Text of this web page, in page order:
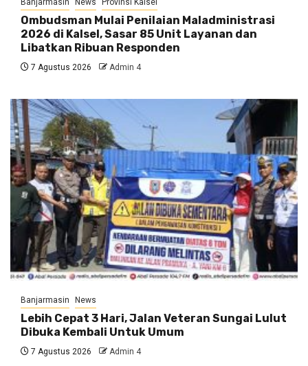
Banjarmasin News Provinsi Kalsel
Ombudsman Mulai Penilaian Maladministrasi
2026 di Kalsel, Sasar 85 Unit Layanan dan
Libatkan Ribuan Responden
7 Agustus 2026 Admin 4
Banjarmasin News
Lebih Cepat 3 Hari, Jalan Veteran Sungai Lulut
Dibuka Kembali Untuk Umum
7 Agustus 2026 Admin 4